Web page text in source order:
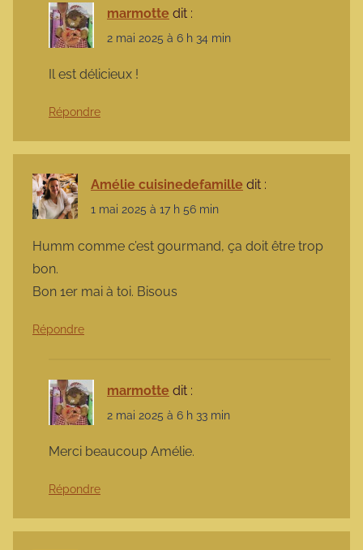
marmotte dit :
2 mai 2025 à 6 h 34 min
Il est délicieux !
Répondre
Amélie cuisinedefamille dit :
1 mai 2025 à 17 h 56 min
Humm comme c’est gourmand, ça doit être trop
bon.
Bon 1er mai à toi. Bisous
Répondre
marmotte dit :
2 mai 2025 à 6 h 33 min
Merci beaucoup Amélie.
Répondre